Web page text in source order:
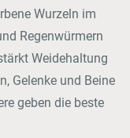
Wurzeln im
Regenwürmern
Weidehaltung
Gelenke und Beine
geben die beste